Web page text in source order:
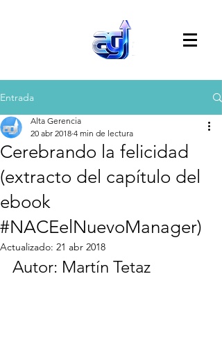
Entrada
Cerebrando la felicidad
(extracto del capítulo del
ebook
#NACEelNuevoManager)
Alta Gerencia
20 abr 2018 4 min de lectura
Actualizado: 21 abr 2018
Autor: Martín Tetaz